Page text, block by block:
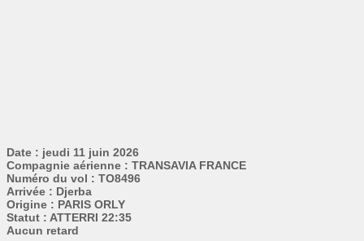
Date : jeudi 11 juin 2026
Compagnie aérienne : TRANSAVIA FRANCE
Numéro du vol : TO8496
Arrivée : Djerba
Origine : PARIS ORLY
Statut : ATTERRI 22:35
Aucun retard